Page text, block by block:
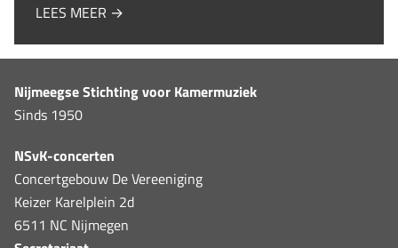
LEES MEER →
Nijmeegse Stichting voor Kamermuziek
Sinds 1950
NSvK-concerten
Concertgebouw De Vereeniging
Keizer Karelplein 2d
6511 NC Nijmegen